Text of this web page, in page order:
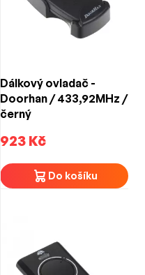
Dálkový ovladač -
Doorhan / 433,92MHz /
černý
923 Kč
Do košíku